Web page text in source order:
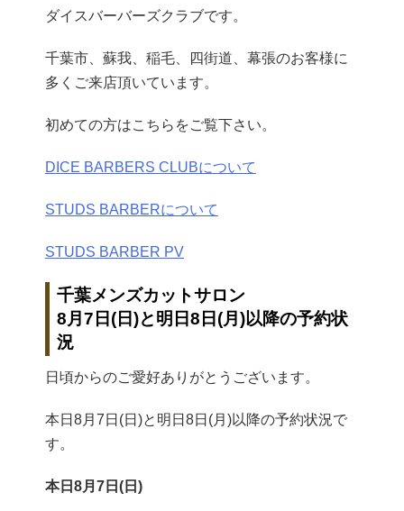
ダイスバーバーズクラブです。
千葉市、蘇我、稲毛、四街道、幕張のお客様に
多くご来店頂いています。
初めての方はこちらをご覧下さい。
DICE BARBERS CLUBについて
STUDS BARBERについて
STUDS BARBER PV
千葉メンズカットサロン
8月7日(日)と明日8日(月)以降の予約状
況
日頃からのご愛好ありがとうございます。
本日8月7日(日)と明日8日(月)以降の予約状況で
す。
本日8月7日(日)